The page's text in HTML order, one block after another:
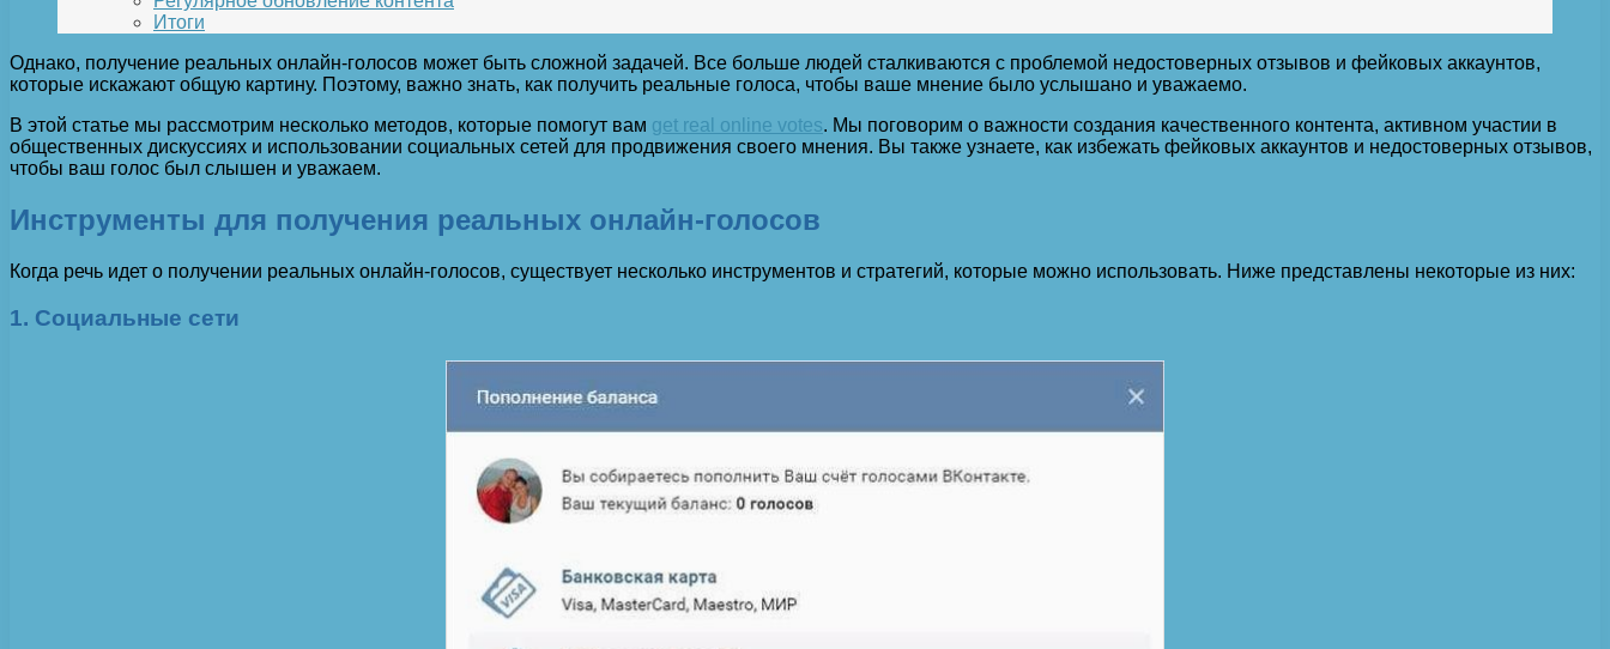
Итоги
Однако, получение реальных онлайн-голосов может быть сложной задачей. Все больше людей сталкиваются с проблемой недостоверных отзывов и фейковых аккаунтов,
которые искажают общую картину. Поэтому, важно знать, как получить реальные голоса, чтобы ваше мнение было услышано и уважаемо.
В этой статье мы рассмотрим несколько методов, которые помогут вам get real online votes. Мы поговорим о важности создания качественного контента, активном участии в
общественных дискуссиях и использовании социальных сетей для продвижения своего мнения. Вы также узнаете, как избежать фейковых аккаунтов и недостоверных отзывов,
чтобы ваш голос был слышен и уважаем.
Инструменты для получения реальных онлайн-голосов
Когда речь идет о получении реальных онлайн-голосов, существует несколько инструментов и стратегий, которые можно использовать. Ниже представлены некоторые из них:
1. Социальные сети